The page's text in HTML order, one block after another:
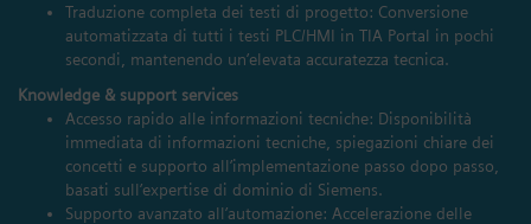
Traduzione completa dei testi di progetto: Conversione
automatizzata di tutti i testi PLC/HMI in TIA Portal in pochi
secondi, mantenendo un’elevata accuratezza tecnica.
Knowledge & support services
Accesso rapido alle informazioni tecniche: Disponibilità
immediata di informazioni tecniche, spiegazioni chiare dei
concetti e supporto all’implementazione passo dopo passo,
basati sull’expertise di dominio di Siemens.
Supporto avanzato all’automazione: Accelerazione delle